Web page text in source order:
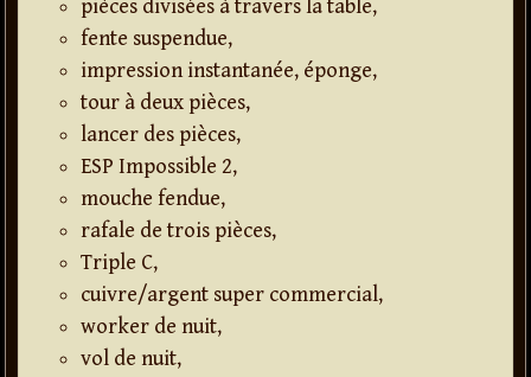
pièces divisées à travers la table,
fente suspendue,
impression instantanée, éponge,
tour à deux pièces,
lancer des pièces,
ESP Impossible 2,
mouche fendue,
rafale de trois pièces,
Triple C,
cuivre/argent super commercial,
worker de nuit,
vol de nuit,